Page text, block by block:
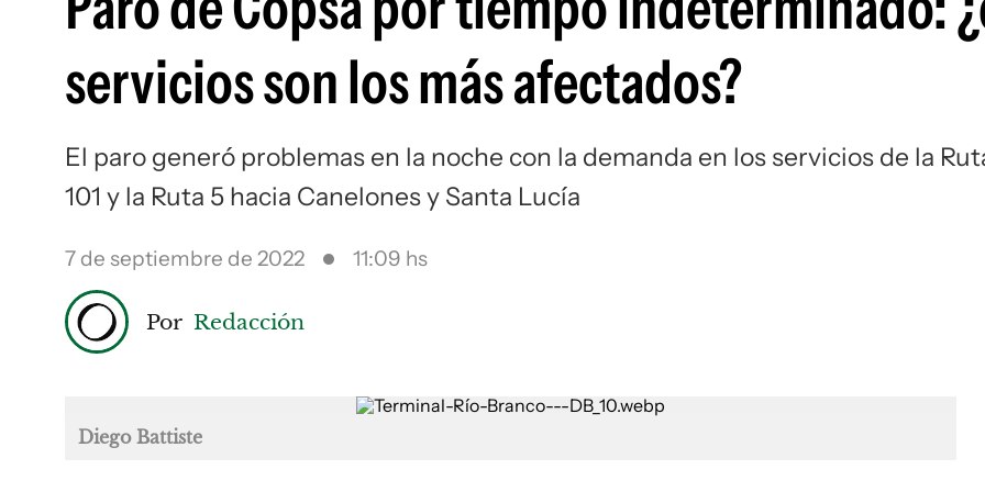
servicios son los más afectados?
El paro generó problemas en la noche con la demanda en los servicios de la
101 y la Ruta 5 hacia Canelones y Santa Lucía
7 de septiembre de 2022 11:09 hs
Por Redacción
Diego Battiste